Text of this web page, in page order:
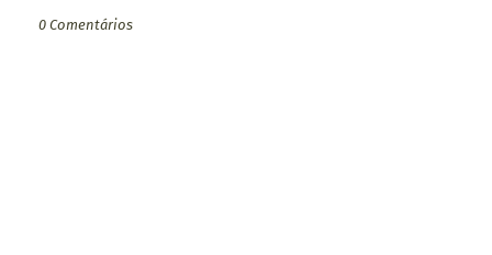
0 Comentários